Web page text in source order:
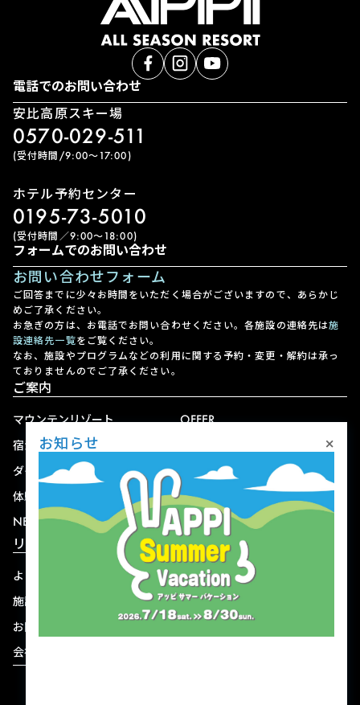
電話でのお問い合わせ
安比高原スキー場
0570-029-511
(受付時間/9:00〜17:00)
ホテル予約センター
0195-73-5010
(受付時間／9:00〜18:00)
フォームでのお問い合わせ
お問い合わせフォーム
ご回答までに少々お時間をいただく場合がございますので、あらかじ
めご了承ください。
お急ぎの方は、お電話でお問い合わせください。各施設の連絡先は施
設連絡先一覧をご覧ください。
なお、施設やプログラムなどの利用に関する予約・変更・解約は承っ
ておりませんのでご了承ください。
ご案内
マウンテンリゾート
宿泊
ダイニング
体験
NEWS
OFFER
ショップ
リゾート情報
よくある質問
施設連絡先一覧
お問い合わせ
会社概要
関連施設
資料ダウンロード
お知らせ ×